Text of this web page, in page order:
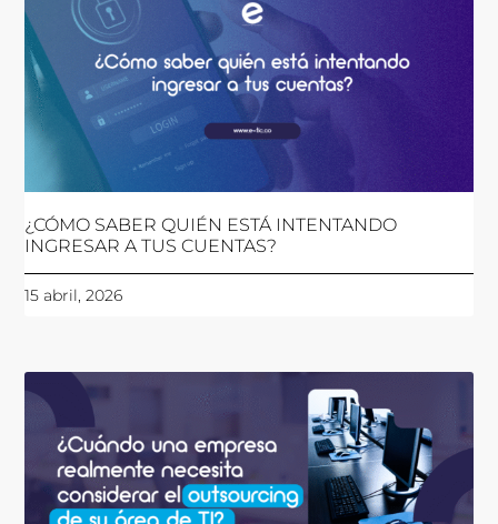
¿CÓMO SABER QUIÉN ESTÁ INTENTANDO
INGRESAR A TUS CUENTAS?
15 abril, 2026